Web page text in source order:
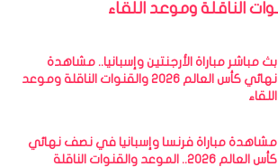
بث مباشر مباراة الأرجنتين وإسبانيا.. مشاهدة
نهائي كأس العالم 2026 والقنوات الناقلة وموعد
اللقاء
مشاهدة مباراة فرنسا وإسبانيا في نصف نهائي
كأس العالم 2026.. الموعد والقنوات الناقلة